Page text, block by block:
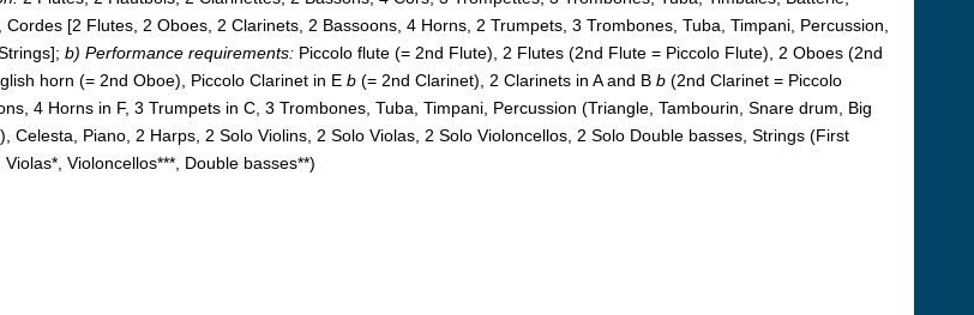
[2 Flutes, 2 Oboes, 2 Clarinets, 2 Bassoons, 4 Horns, 2 Trumpets, 3 Trombones, Tuba, Timpani, Percussion,
b) Performance requirements: Piccolo flute (= 2nd Flute), 2 Flutes (2nd Flute = Piccolo Flute), 2 Oboes (2nd
horn (= 2nd Oboe), Piccolo Clarinet in E b (= 2nd Clarinet), 2 Clarinets in A and B b (2nd Clarinet = Piccolo
4 Horns in F, 3 Trumpets in C, 3 Trombones, Tuba, Timpani, Percussion (Triangle, Tambourin, Snare drum, Big
Celesta, Piano, 2 Harps, 2 Solo Violins, 2 Solo Violas, 2 Solo Violoncellos, 2 Solo Double basses, Strings (First
Violoncellos***, Double basses**)